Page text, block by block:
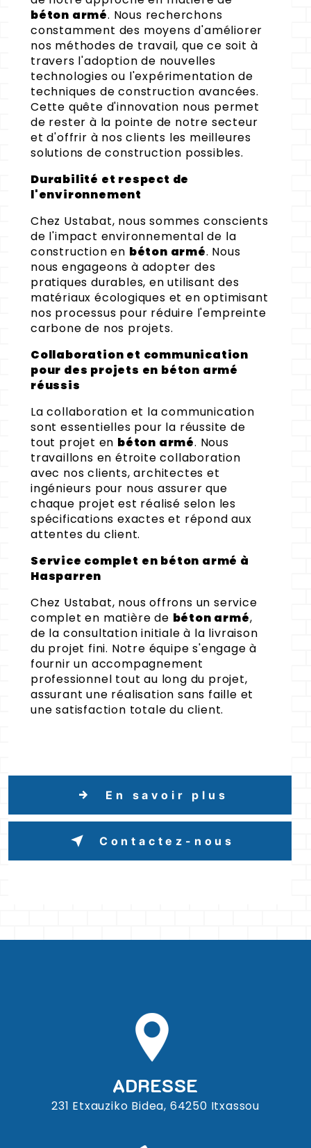
béton armé. Nous recherchons
constamment des moyens d'améliorer
nos méthodes de travail, que ce soit à
travers l'adoption de nouvelles
technologies ou l'expérimentation de
techniques de construction avancées.
Cette quête d'innovation nous permet
de rester à la pointe de notre secteur
et d'offrir à nos clients les meilleures
solutions de construction possibles.
Durabilité et respect de
l'environnement
Chez Ustabat, nous sommes conscients
de l'impact environnemental de la
construction en béton armé. Nous
nous engageons à adopter des
pratiques durables, en utilisant des
matériaux écologiques et en optimisant
nos processus pour réduire l'empreinte
carbone de nos projets.
Collaboration et communication
pour des projets en béton armé
réussis
La collaboration et la communication
sont essentielles pour la réussite de
tout projet en béton armé. Nous
travaillons en étroite collaboration
avec nos clients, architectes et
ingénieurs pour nous assurer que
chaque projet est réalisé selon les
spécifications exactes et répond aux
attentes du client.
Service complet en béton armé à
Hasparren
Chez Ustabat, nous offrons un service
complet en matière de béton armé,
de la consultation initiale à la livraison
du projet fini. Notre équipe s'engage à
fournir un accompagnement
professionnel tout au long du projet,
assurant une réalisation sans faille et
une satisfaction totale du client.
En savoir plus
Contactez-nous
ADRESSE
231 Etxauziko Bidea, 64250 Itxassou